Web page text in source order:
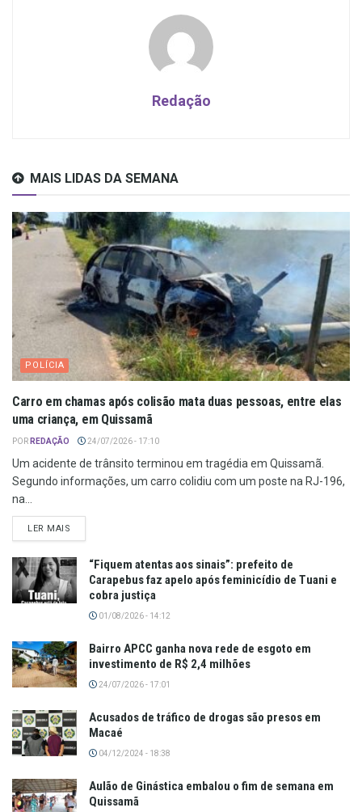
Redação
MAIS LIDAS DA SEMANA
POLÍCIA
Carro em chamas após colisão mata duas pessoas, entre elas
uma criança, em Quissamã
POR REDAÇÃO 24/07/2026 - 17:10
Um acidente de trânsito terminou em tragédia em Quissamã.
Segundo informações, um carro colidiu com um poste na RJ-196,
na...
LER MAIS
“Fiquem atentas aos sinais”: prefeito de
Carapebus faz apelo após feminicídio de Tuani e
cobra justiça
01/08/2026 - 14:12
Bairro APCC ganha nova rede de esgoto em
investimento de R$ 2,4 milhões
24/07/2026 - 17:01
Acusados de tráfico de drogas são presos em
Macaé
04/12/2024 - 18:38
Aulão de Ginástica embalou o fim de semana em
Quissamã